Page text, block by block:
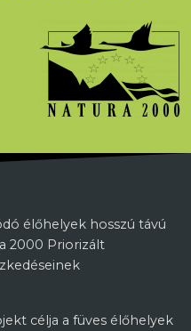
élőhelyek hosszú távú
2000 Priorizált
célja a füves élőhelyek